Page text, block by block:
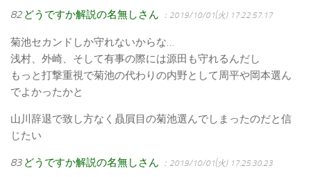
82 どうですか解説の名無しさん ：2019/10/01(火) 17:22:57.17
菊池セカンドしか守れないからな…
浅村、外崎、そして有事の際には源田も守れるんだし
もっと打撃重視で菊池の代わりの内野として周平や岡本選ん
でよかったかと
山川辞退で致し方なく贔屓目の菊池選んでしまったのだと信
じたい
83 どうですか解説の名無しさん ：2019/10/01(火) 17:25:30.23